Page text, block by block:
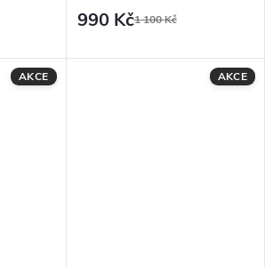
990 Kč1 100 Kč
AKCE AKCE